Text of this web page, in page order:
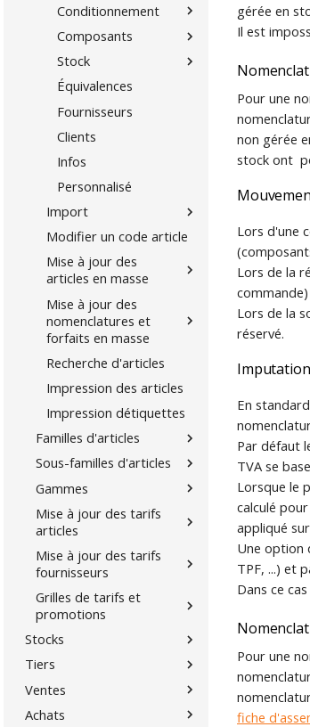
Conditionnement
Composants
Stock
Équivalences
Fournisseurs
Clients
Infos
Personnalisé
Import
Modifier un code article
Mise à jour des
articles en masse
Mise à jour des
nomenclatures et
forfaits en masse
Recherche d'articles
Impression des articles
Impression détiquettes
Familles d'articles
Sous-familles d'articles
Gammes
Mise à jour des tarifs
articles
Mise à jour des tarifs
fournisseurs
Grilles de tarifs et
promotions
Stocks
Tiers
Ventes
Achats
gérée en
Il est
Pour une
non gérée
stock ont
Lors d'une
Lors de la
Lors de la
réservé.
En
Par défaut
TVA se
Lorsque le
calculé
appliqué
Une option
TPF, ...) et
Dans ce
Pour une
fiche